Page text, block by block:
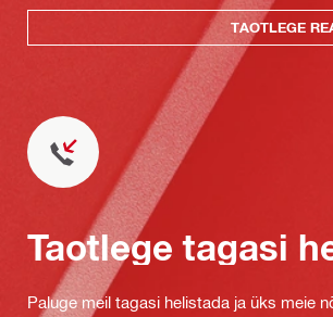
TAOTLEGE
Taotlege tagasi
Paluge meil tagasi helistada ja üks meie